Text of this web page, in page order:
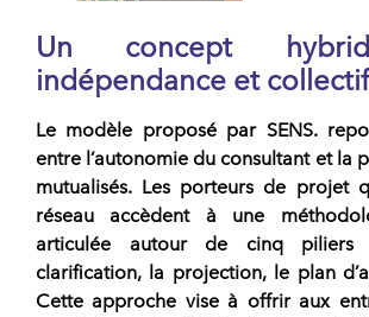
Un concept
indépendance et collectif
Le modèle proposé par SENS.
entre l’autonomie du consultant et la
mutualisés. Les porteurs de projet
réseau accèdent à une
articulée autour de cinq piliers
clarification, la projection, le plan
Cette approche vise à offrir aux